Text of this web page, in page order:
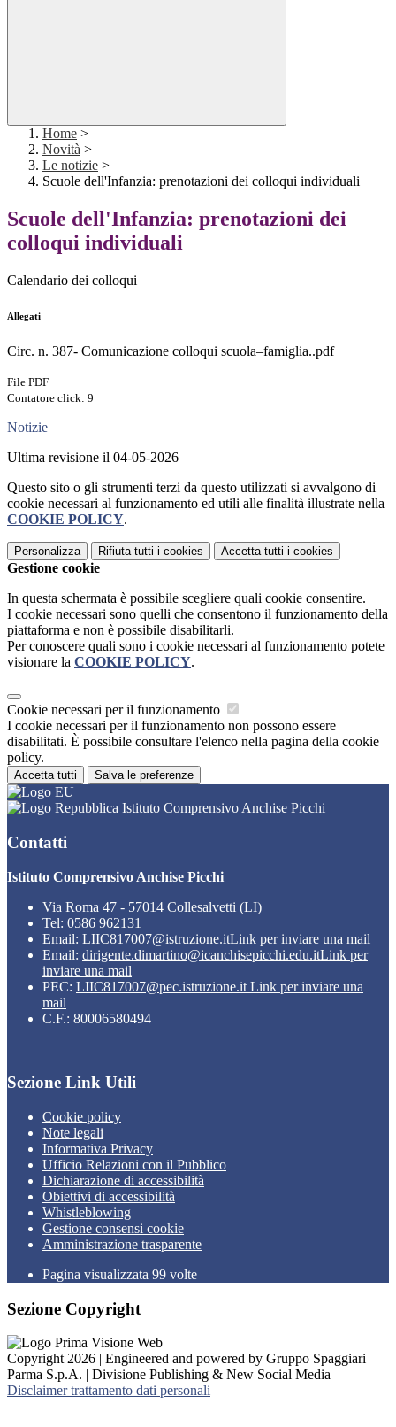
Home >
Novità >
Le notizie >
Scuole dell'Infanzia: prenotazioni dei colloqui individuali
Scuole dell'Infanzia: prenotazioni dei
colloqui individuali
Calendario dei colloqui
Allegati
Circ. n. 387- Comunicazione colloqui scuola–famiglia..pdf
File PDF
Contatore click: 9
Notizie
Ultima revisione il 04-05-2026
Questo sito o gli strumenti terzi da questo utilizzati si avvalgono di
cookie necessari al funzionamento ed utili alle finalità illustrate nella
COOKIE POLICY.
Personalizza Rifiuta tutti i cookies Accetta tutti i cookies
Gestione cookie
In questa schermata è possibile scegliere quali cookie consentire.
I cookie necessari sono quelli che consentono il funzionamento della
piattaforma e non è possibile disabilitarli.
Per conoscere quali sono i cookie necessari al funzionamento potete
visionare la COOKIE POLICY.
Cookie necessari per il funzionamento
I cookie necessari per il funzionamento non possono essere
disabilitati. È possibile consultare l'elenco nella pagina della cookie
policy.
Accetta tutti Salva le preferenze
Istituto Comprensivo Anchise Picchi
Contatti
Istituto Comprensivo Anchise Picchi
Via Roma 47 - 57014 Collesalvetti (LI)
Tel: 0586 962131
Email: LIIC817007@istruzione.itLink per inviare una mail
Email: dirigente.dimartino@icanchisepicchi.edu.itLink per
inviare una mail
PEC: LIIC817007@pec.istruzione.it Link per inviare una
mail
C.F.: 80006580494
Sezione Link Utili
Cookie policy
Note legali
Informativa Privacy
Ufficio Relazioni con il Pubblico
Dichiarazione di accessibilità
Obiettivi di accessibilità
Whistleblowing
Gestione consensi cookie
Amministrazione trasparente
Pagina visualizzata 99 volte
Sezione Copyright
Copyright 2026 | Engineered and powered by Gruppo Spaggiari
Parma S.p.A. | Divisione Publishing & New Social Media
Disclaimer trattamento dati personali